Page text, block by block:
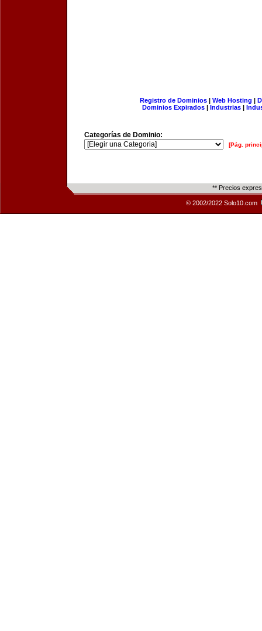
Registro de Dominios| Web Hosting |
Dominios Expirados | Industrias |
Categorías de Dominio:
[Pág.
** Precios
© 2002/2022 Solo10.com